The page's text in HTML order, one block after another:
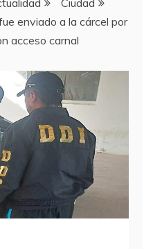
Ciudad
enviado a la cárcel por
acceso carnal